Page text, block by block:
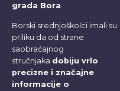
grada Bora
Borski srednjoškolci imali su
priliku da od strane
saobraćajnog
stručnjaka dobiju vrlo
precizne i značajne
informacije o